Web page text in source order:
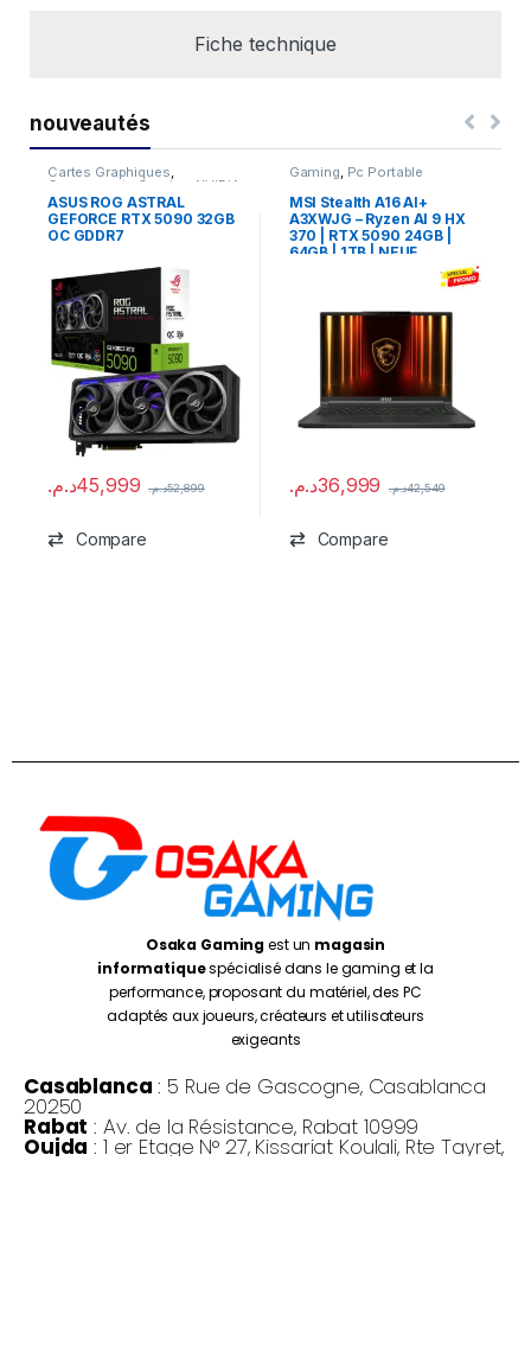
Fiche technique
nouveautés
Cartes Graphiques,
Composants Gaming NVIDIA
ASUS ROG ASTRAL
GEFORCE RTX 5090 32GB
OC GDDR7
45,999د.م. 52,899د.م.
Compare
Gaming, Pc Portable
MSI Stealth A16 AI+
A3XWJG – Ryzen AI 9 HX
370 | RTX 5090 24GB |
64GB | 1TB | NEUF
36,999د.م. 42,549د.م.
Compare
Osaka Gamingest un magasin
informatiquespécialisé dans le gaming et la
performance, proposant du matériel, des PC
adaptés aux joueurs, créateurs et utilisateurs
exigeants
Casablanca : 5 Rue de Gascogne, Casablanca
20250
Rabat : Av. de la Résistance, Rabat 10999
Oujda : 1 er Etage N° 27, Kissariat Koulali, Rte Tayret,